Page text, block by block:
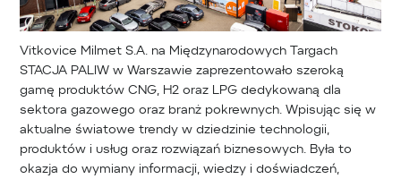
Vitkovice Milmet S.A. na Międzynarodowych Targach
STACJA PALIW w Warszawie zaprezentowało szeroką
gamę produktów CNG, H2 oraz LPG dedykowaną dla
sektora gazowego oraz branż pokrewnych. Wpisując się w
aktualne światowe trendy w dziedzinie technologii,
produktów i usług oraz rozwiązań biznesowych. Była to
okazja do wymiany informacji, wiedzy i doświadczeń,